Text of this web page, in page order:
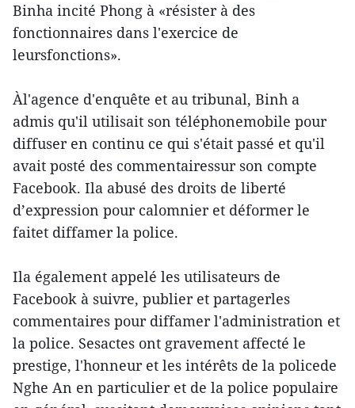
Binha incité Phong à «résister à des
fonctionnaires dans l'exercice de
leursfonctions».
Àl'agence d'enquête et au tribunal, Binh a
admis qu'il utilisait son téléphonemobile pour
diffuser en continu ce qui s'était passé et qu'il
avait posté des commentairessur son compte
Facebook. Ila abusé des droits de liberté
d’expression pour calomnier et déformer le
faitet diffamer la police.
Ila également appelé les utilisateurs de
Facebook à suivre, publier et partagerles
commentaires pour diffamer l'administration et
la police. Sesactes ont gravement affecté le
prestige, l'honneur et les intérêts de la policede
Nghe An en particulier et de la police populaire